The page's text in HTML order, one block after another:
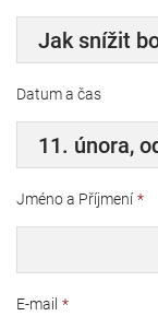
Datum a čas
Jméno a Příjmení *
E-mail *